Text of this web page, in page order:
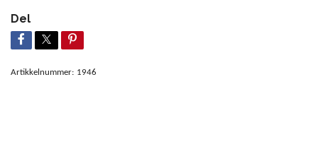
Del
Artikkelnummer: 1946